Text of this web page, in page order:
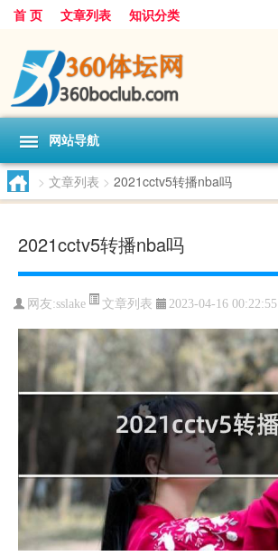
首 页 文章列表 知识分类
网站导航
> 文章列表 > 2021cctv5转播nba吗
2021cctv5转播nba吗
网友:sslake 文章列表 2023-04-16 00:22:55